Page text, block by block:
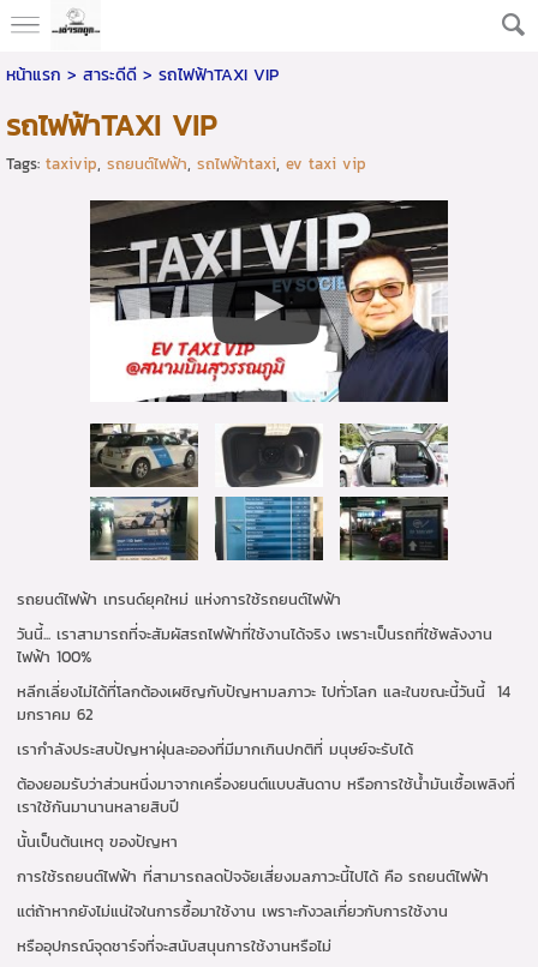
หน้าแรก > สาระดีดี > รถไฟฟ้าTAXI VIP
รถไฟฟ้าTAXI VIP
Tags: taxivip, รถยนต์ไฟฟ้า, รถไฟฟ้าtaxi, ev taxi vip
รถยนต์ไฟฟ้า เทรนด์ยุคใหม่ แห่งการใช้รถยนต์ไฟฟ้า
วันนี้... เราสามารถที่จะสัมผัสรถไฟฟ้าที่ใช้งานได้จริง เพราะเป็นรถที่ใช้พลังงาน
ไฟฟ้า 100%
หลีกเลี่ยงไม่ได้ที่โลกต้องเผชิญกับปัญหามลภาวะ ไปทั่วโลก และในขณะนี้วันนี้ 14
มกราคม 62
เรากำลังประสบปัญหาฝุ่นละอองที่มีมากเกินปกติที่ มนุษย์จะรับได้
ต้องยอมรับว่าส่วนหนึ่งมาจากเครื่องยนต์แบบสันดาบ หรือการใช้น้ำมันเชื้อเพลิงที่
เราใช้กันมานานหลายสิบปี
นั้นเป็นต้นเหตุ ของปัญหา
การใช้รถยนต์ไฟฟ้า ที่สามารถลดปัจจัยเสี่ยงมลภาวะนี้ไปได้ คือ รถยนต์ไฟฟ้า
แต่ถ้าหากยังไม่แน่ใจในการซื้อมาใช้งาน เพราะกังวลเกี่ยวกับการใช้งาน
หรืออุปกรณ์จุดชาร์จที่จะสนับสนุนการใช้งานหรือไม่